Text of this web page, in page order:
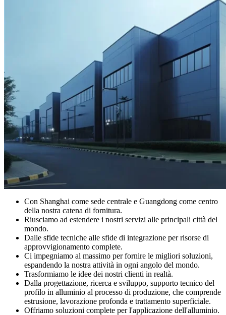
Con Shanghai come sede centrale e Guangdong come centro
della nostra catena di fornitura.
Riusciamo ad estendere i nostri servizi alle principali città del
mondo.
Dalle sfide tecniche alle sfide di integrazione per risorse di
approvvigionamento complete.
Ci impegniamo al massimo per fornire le migliori soluzioni,
espandendo la nostra attività in ogni angolo del mondo.
Trasformiamo le idee dei nostri clienti in realtà.
Dalla progettazione, ricerca e sviluppo, supporto tecnico del
profilo in alluminio al processo di produzione, che comprende
estrusione, lavorazione profonda e trattamento superficiale.
Offriamo soluzioni complete per l'applicazione dell'alluminio.